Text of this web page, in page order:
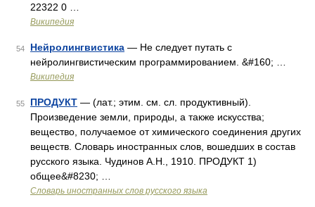
22322 0 …
Википедия
54 Нейролингвистика — Не следует путать с
нейролингвистическим программированием. &#160; …
Википедия
55 ПРОДУКТ — (лат.; этим. см. сл. продуктивный).
Произведение земли, природы, а также искусства;
вещество, получаемое от химического соединения других
веществ. Словарь иностранных слов, вошедших в состав
русского языка. Чудинов А.Н., 1910. ПРОДУКТ 1)
общее&#8230; …
Словарь иностранных слов русского языка